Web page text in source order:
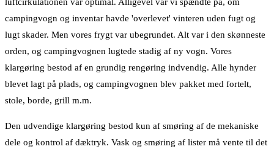
luftcirkulationen var optimal. Alligevel var vi spændte på, om
campingvogn og inventar havde 'overlevet' vinteren uden fugt og
lugt skader. Men vores frygt var ubegrundet. Alt var i den skønneste
orden, og campingvognen lugtede stadig af ny vogn. Vores
klargøring bestod af en grundig rengøring indvendig. Alle hynder
blevet lagt på plads, og campingvognen blev pakket med fortelt,
stole, borde, grill m.m.
Den udvendige klargøring bestod kun af smøring af de mekaniske
dele og kontrol af dæktryk. Vask og smøring af lister må vente til det